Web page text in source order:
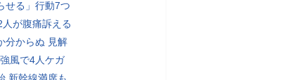
せる」行動7つ
が腹痛訴える
分からぬ 見解
風で4人ケガ
新幹線満席も